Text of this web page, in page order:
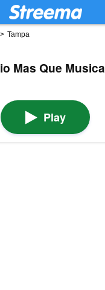
> Tampa
Mas Que Musica
Play